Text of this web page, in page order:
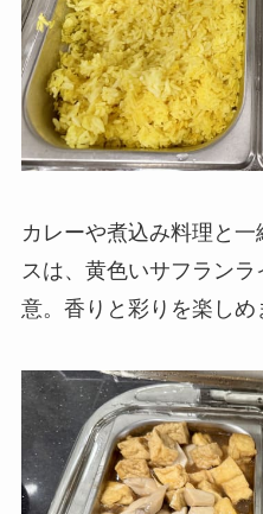
カレーや煮込み料理と
スは、黄色いサフラン
意。香りと彩りを楽しめ